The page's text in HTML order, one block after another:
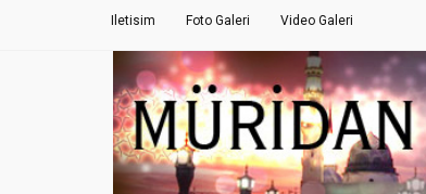
Iletisim Foto Galeri Video Galeri